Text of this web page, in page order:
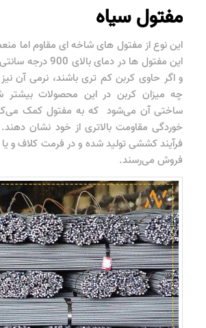
مفتول سیاه
این نوع از مفتول های شاخه ای مقاوم اما
این مفتول ها در دمای
و اگر حاوی کربن کم تری باشند، نرمی آن
چه میزان کربن در این محصولات بیشتر
ساختی آن می‌شود که به مفتول کمک می‌کند
خوردگی مقاومت بالاتری از خود نشان
فرآیند کششی تولید شده و در فرمت کلاف و
فروش می‌رسند.